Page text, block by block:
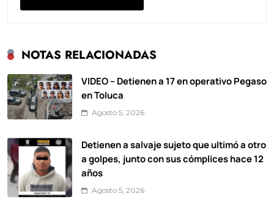
NOTAS RELACIONADAS
VIDEO – Detienen a 17 en operativo Pegaso
en Toluca
Agosto 5, 2026
Detienen a salvaje sujeto que ultimó a otro
a golpes, junto con sus cómplices hace 12
años
Agosto 5, 2026